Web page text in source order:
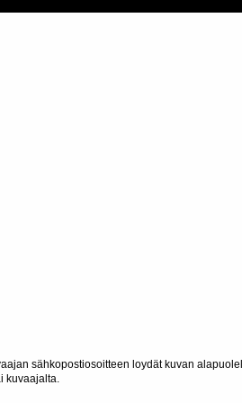
sähkopostiosoitteen loydät kuvan
kuvaajalta.